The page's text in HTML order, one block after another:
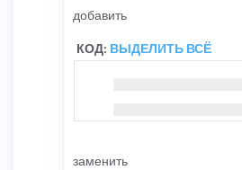
добавить
КОД: ВЫДЕЛИТЬ ВСЁ
заменить